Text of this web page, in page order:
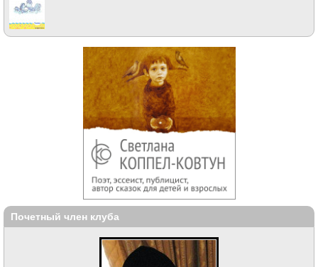
Почетный член клуба